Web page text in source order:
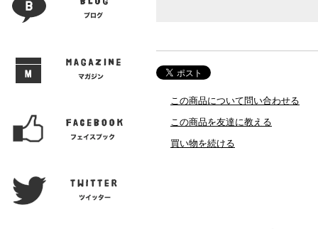
この商品について問い合わせる
この商品を友達に教える
買い物を続ける